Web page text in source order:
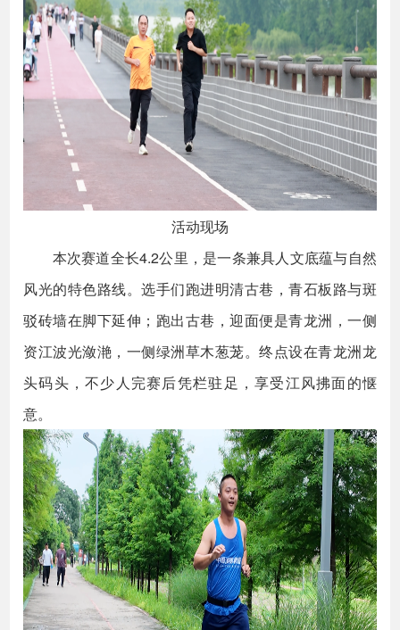
活动现场
本次赛道全长4.2公里，是一条兼具人文底蕴与自然
风光的特色路线。选手们跑进明清古巷，青石板路与斑
驳砖墙在脚下延伸；跑出古巷，迎面便是青龙洲，一侧
资江波光潋滟，一侧绿洲草木葱茏。终点设在青龙洲龙
头码头，不少人完赛后凭栏驻足，享受江风拂面的惬
意。